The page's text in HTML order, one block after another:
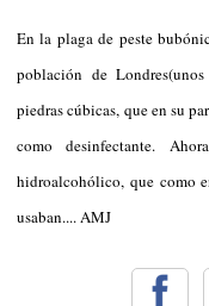
En la plaga de peste
población de
piedras cúbicas, que en su
como desinfectante.
hidroalcohólico, que como
usaban.... AMJ